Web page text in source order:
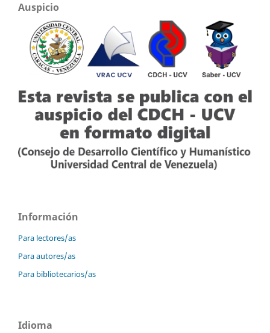
Auspicio
Información
Para lectores/as
Para autores/as
Para bibliotecarios/as
Idioma